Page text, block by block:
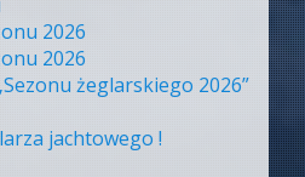
2026
2026
żeglarskiego 2026”
jachtowego !